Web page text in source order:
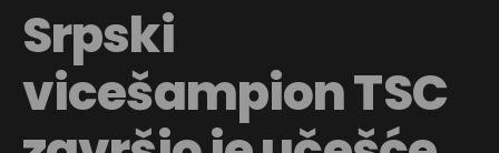
Srpski
vicešampion TSC